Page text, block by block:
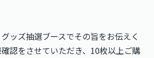
ッズ抽選ブースでその旨をお伝えく
認をさせていただき、10枚以上ご購